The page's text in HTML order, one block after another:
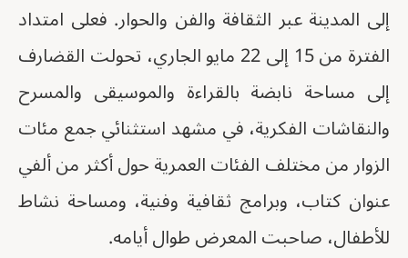
إلى المدينة عبر الثقافة والفن والحوار. فعلى امتداد
الفترة من 15 إلى 22 مايو الجاري، تحولت القضارف
إلى مساحة نابضة بالقراءة والموسيقى والمسرح
والنقاشات الفكرية، في مشهد استثنائي جمع مئات
الزوار من مختلف الفئات العمرية حول أكثر من ألفي
عنوان كتاب، وبرامج ثقافية وفنية، ومساحة نشاط
للأطفال، صاحبت المعرض طوال أيامه.